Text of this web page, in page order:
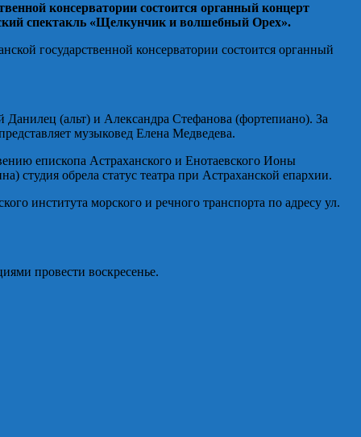
консерватории состоится органный концерт
спектакль «Щелкунчик и волшебный Орех».
государственной консерватории состоится органный
(альт) и Александра Стефанова (фортепиано). За
музыковед Елена Медведева.
епископа Астраханского и Енотаевского Ионы
обрела статус театра при Астраханской епархии.
института морского и речного транспорта по адресу ул.
провести воскресенье.